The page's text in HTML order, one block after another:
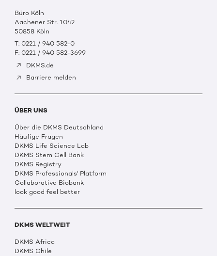
Büro Köln
Aachener Str. 1042
50858 Köln
T: 0221 / 940 582-0
F: 0221 / 940 582-3699
DKMS.de
Barriere melden
ÜBER UNS
Über die DKMS Deutschland
Häufige Fragen
DKMS Life Science Lab
DKMS Stem Cell Bank
DKMS Registry
DKMS Professionals' Platform
Collaborative Biobank
look good feel better
DKMS WELTWEIT
DKMS Africa
DKMS Chile